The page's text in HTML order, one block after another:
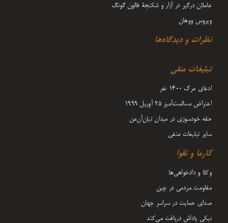
عاملان درگیر در آزار و شکنجۀ فالون گونگ
ویروس ووهان
نظرات و دیدگاه‌ها
تبلیغات منفی
ادعای مرگ 1400 نفر
اعتراض مسالمت‌آمیز ۲۵ آوریل ۱۹۹۹
حقه خودسوزی در میدان تیان‌آن‌من
سایر تبلیغات منفی
کارما و تقوا
وکلا و دادخواهی‌ها
مقاومت مردمی در چین
صدای حمایت در سراسر جهان
نیکی پاداش دریافت می‌کند